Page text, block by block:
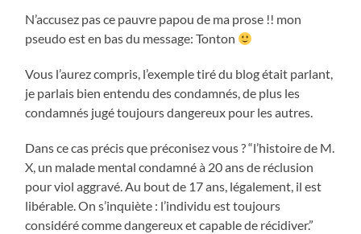
N’accusez pas ce pauvre papou de ma prose !! mon
pseudo est en bas du message: Tonton
Vous l’aurez compris, l’exemple tiré du blog était parlant,
je parlais bien entendu des condamnés, de plus les
condamnés jugé toujours dangereux pour les autres.
Dans ce cas précis que préconisez vous ? “l’histoire de M.
X, un malade mental condamné à 20 ans de réclusion
pour viol aggravé. Au bout de 17 ans, légalement, il est
libérable. On s’inquiète : l’individu est toujours
considéré comme dangereux et capable de récidiver.”